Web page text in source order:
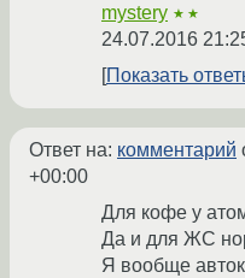
mystery ★★
24.07.2016
Показать
Ответ на: комментарий
+00:00
Для кофе у
Да и для ЖС
Я вообще